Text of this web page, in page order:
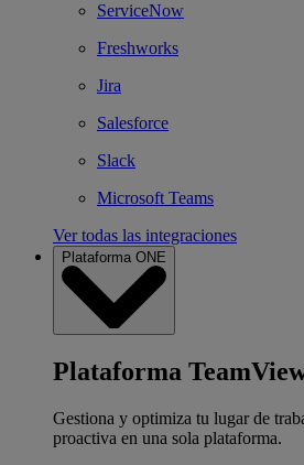
ServiceNow
Freshworks
Jira
Salesforce
Slack
Microsoft Teams
Ver todas las integraciones
Plataforma ONE
Plataforma
Gestiona y optimiza tu lugar de
proactiva en una sola plataforma.